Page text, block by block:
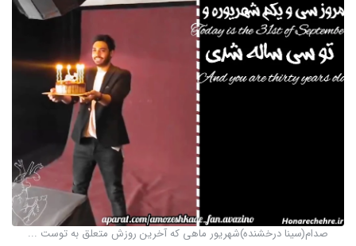
صدام(سینا درخشنده)شهریور ماهی که آخرین روزش متعلق به توست ...